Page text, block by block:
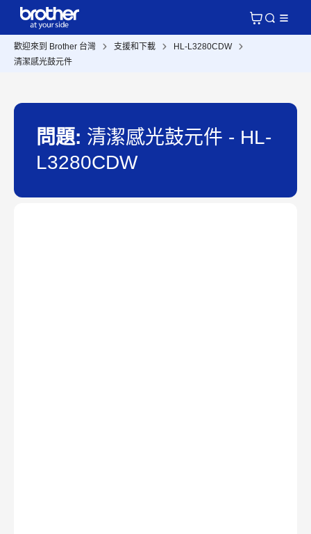
歡迎來到 Brother 台灣 支援和下載
HL-L3280CDW
清潔感光鼓元件
問題: 清潔感光鼓元件 - HL-
L3280CDW